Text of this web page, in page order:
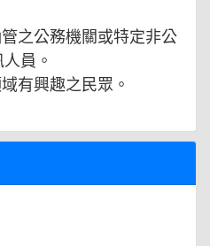
之公務機關或特定非公
員。
有興趣之民眾。